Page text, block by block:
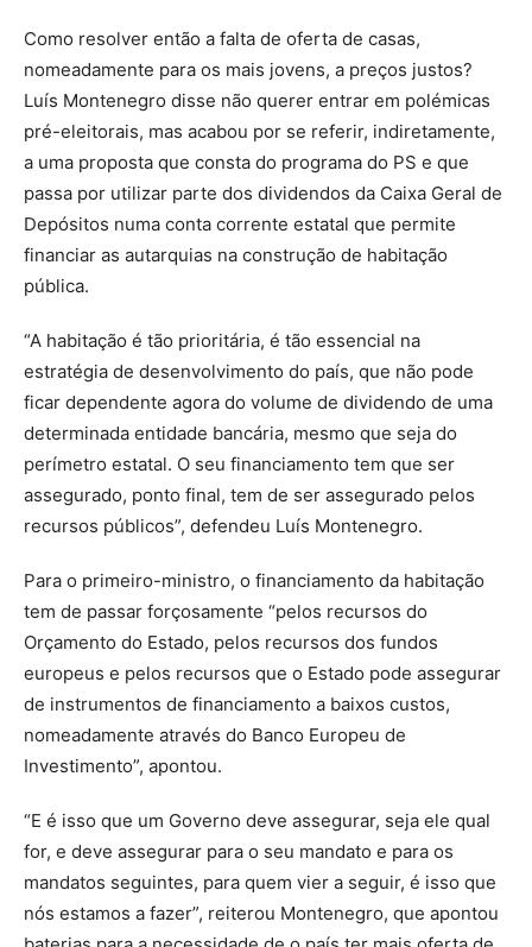
Como resolver então a falta de oferta de casas,
nomeadamente para os mais jovens, a preços justos?
Luís Montenegro disse não querer entrar em polémicas
pré-eleitorais, mas acabou por se referir, indiretamente,
a uma proposta que consta do programa do PS e que
passa por utilizar parte dos dividendos da Caixa Geral de
Depósitos numa conta corrente estatal que permite
financiar as autarquias na construção de habitação
pública.
“A habitação é tão prioritária, é tão essencial na
estratégia de desenvolvimento do país, que não pode
ficar dependente agora do volume de dividendo de uma
determinada entidade bancária, mesmo que seja do
perímetro estatal. O seu financiamento tem que ser
assegurado, ponto final, tem de ser assegurado pelos
recursos públicos”, defendeu Luís Montenegro.
Para o primeiro-ministro, o financiamento da habitação
tem de passar forçosamente “pelos recursos do
Orçamento do Estado, pelos recursos dos fundos
europeus e pelos recursos que o Estado pode assegurar
de instrumentos de financiamento a baixos custos,
nomeadamente através do Banco Europeu de
Investimento”, apontou.
“E é isso que um Governo deve assegurar, seja ele qual
for, e deve assegurar para o seu mandato e para os
mandatos seguintes, para quem vier a seguir, é isso que
nós estamos a fazer”, reiterou Montenegro, que apontou